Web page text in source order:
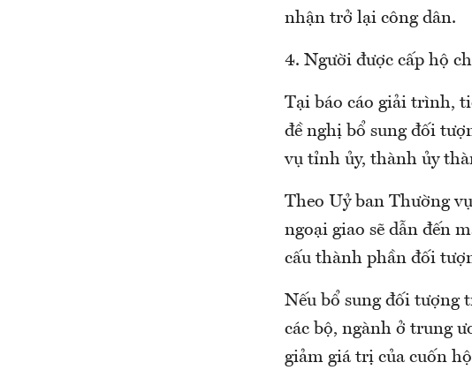
nhận trở lại công dân.
4. Người được cấp hộ
Tại báo cáo giải trình,
đề nghị bổ sung đối
vụ tỉnh ủy, thành ủy
Theo Uỷ ban Thường
ngoại giao sẽ dẫn đến
cấu thành phần đối
Nếu bổ sung đối tượng
các bộ, ngành ở trung
giảm giá trị của cuốn